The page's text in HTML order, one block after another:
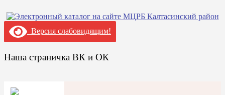
Версия слабовидящим!
Наша страничка ВК и ОК